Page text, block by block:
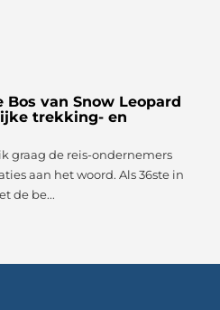
van Snow Leopard
trekking- en
graag de reis-ondernemers
aan het woord. Als 36ste in
de be...